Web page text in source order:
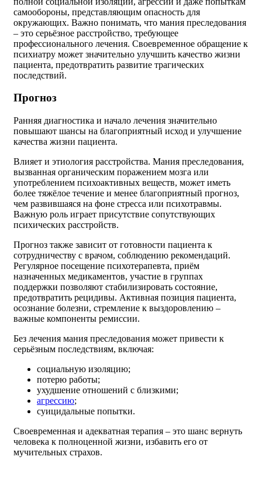
самообороны, представляющим опасность для
окружающих. Важно понимать, что мания преследования
– это серьёзное расстройство, требующее
профессионального лечения. Своевременное обращение к
психиатру может значительно улучшить качество жизни
пациента, предотвратить развитие трагических
последствий.
Прогноз
Ранняя диагностика и начало лечения значительно
повышают шансы на благоприятный исход и улучшение
качества жизни пациента.
Влияет и этиология расстройства. Мания преследования,
вызванная органическим поражением мозга или
употреблением психоактивных веществ, может иметь
более тяжёлое течение и менее благоприятный прогноз,
чем развившаяся на фоне стресса или психотравмы.
Важную роль играет присутствие сопутствующих
психических расстройств.
Прогноз также зависит от готовности пациента к
сотрудничеству с врачом, соблюдению рекомендаций.
Регулярное посещение психотерапевта, приём
назначенных медикаментов, участие в группах
поддержки позволяют стабилизировать состояние,
предотвратить рецидивы. Активная позиция пациента,
осознание болезни, стремление к выздоровлению –
важные компоненты ремиссии.
Без лечения мания преследования может привести к
серьёзным последствиям, включая:
социальную изоляцию;
потерю работы;
ухудшение отношений с близкими;
агрессию;
суицидальные попытки.
Своевременная и адекватная терапия – это шанс вернуть
человека к полноценной жизни, избавить его от
мучительных страхов.